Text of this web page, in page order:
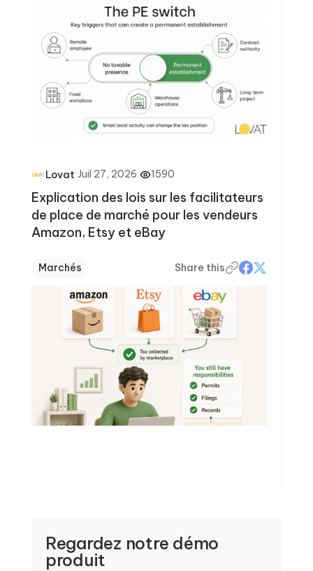
Lovat·Juil 27, 2026· 1590
Explication des lois sur les facilitateurs
de place de marché pour les vendeurs
Amazon, Etsy et eBay
Marchés Share this
Regardez notre démo
produit